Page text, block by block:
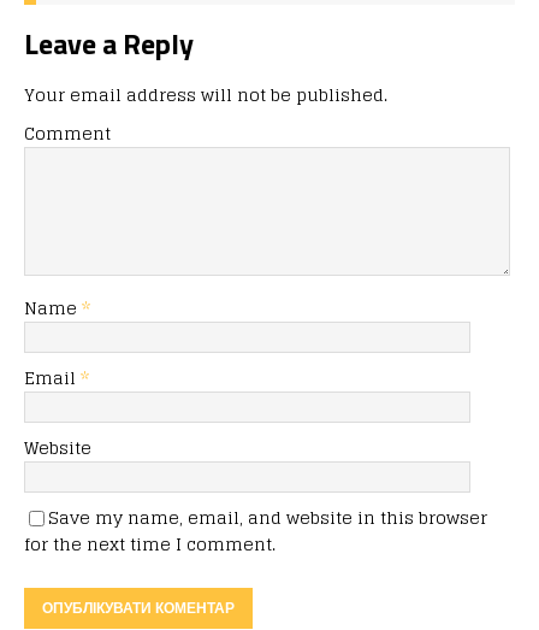
Leave a Reply
Your email address will not be published.
Comment
Name *
Email *
Website
Save my name, email, and website in this browser
for the next time I comment.